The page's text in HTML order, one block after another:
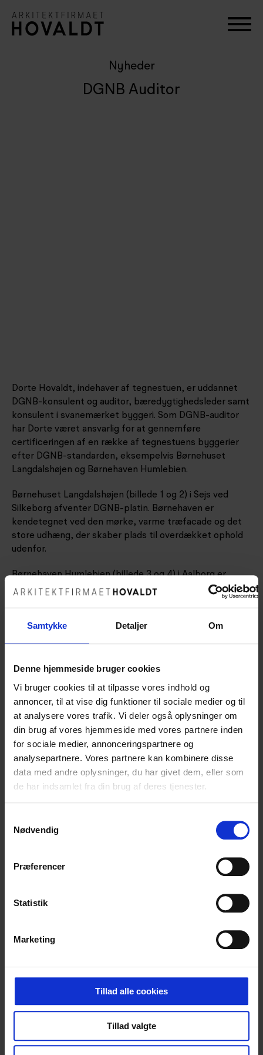
Samtykke Detaljer Om
Denne hjemmeside bruger cookies
Vi bruger cookies til at tilpasse vores indhold og
annoncer, til at vise dig funktioner til sociale medier og til
at analysere vores trafik. Vi deler også oplysninger om
din brug af vores hjemmeside med vores partnere inden
for sociale medier, annonceringspartnere og
analysepartnere. Vores partnere kan kombinere disse
data med andre oplysninger, du har givet dem, eller som
de har indsamlet fra din brug af deres tjenester.
Nødvendig
Præferencer
Statistik
Marketing
Tillad alle cookies
Tillad valgte
Nyheder
DGNB Auditor
Dorte Hovaldt, indehaver af tegnestuen, er uddannet
DGNB-konsulent og auditor, bæredygtighedsleder samt
konsulent i svanemærket byggeri. Som DGNB-auditor
har Dorte været ansvarlig for at gennemføre
certificeringen af en række af tegnestuens byggerier
efter DGNB-standarden, eksempelvis Børnehuset
Langdalshøjen og Børnehaven Humlebien.
Børnehuset Langdalshøjen (billede 1 og 2) i Sejs ved
Silkeborg afventer DGNB-platin. Børnehaven er
kendetegnet ved den mørke, varme træfacade og det
store udhæng, der skaber plads til overdækket ophold
udenfor.
Børnehaven Humlebien (billede 3 og 4) i Aalborg er
DGNB-Guld certificeret. Denne børnehave er
kendetegnet ved den gule teglstensfacade, ”legende
bæredygtighedstiltag og -strategier.